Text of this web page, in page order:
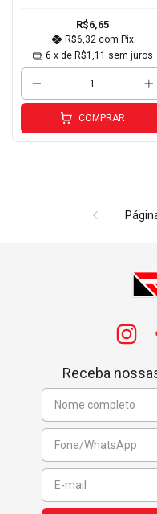
R$6,65
R$6,32 com Pix
6 x de R$1,11 sem juros
COMPRAR
Receba